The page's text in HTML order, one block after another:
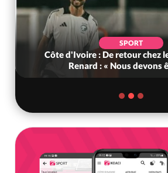
SPORT
Côte d'Ivoire : De retour chez
Renard : « Nous devons